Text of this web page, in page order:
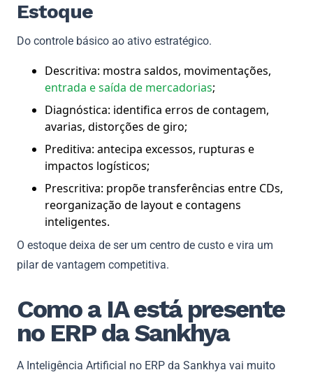
Estoque
Do controle básico ao ativo estratégico.
Descritiva: mostra saldos, movimentações,
entrada e saída de mercadorias;
Diagnóstica: identifica erros de contagem,
avarias, distorções de giro;
Preditiva: antecipa excessos, rupturas e
impactos logísticos;
Prescritiva: propõe transferências entre CDs,
reorganização de layout e contagens
inteligentes.
O estoque deixa de ser um centro de custo e vira um
pilar de vantagem competitiva.
Como a IA está presente
no ERP da Sankhya
A Inteligência Artificial no ERP da Sankhya vai muito